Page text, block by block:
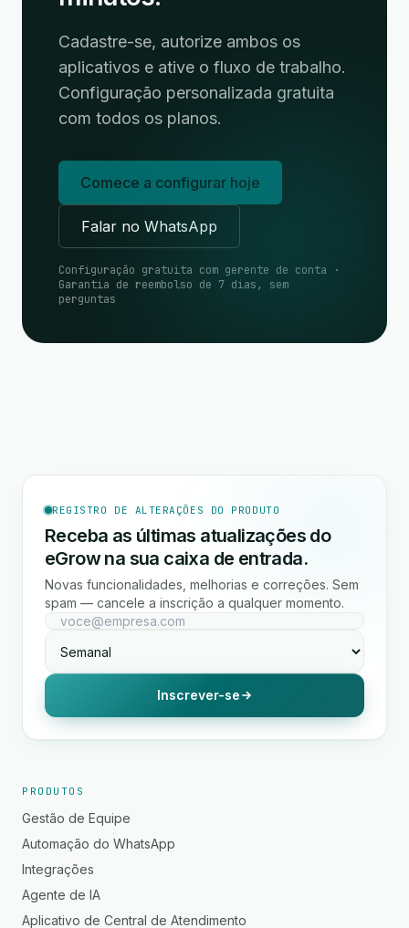
Cadastre-se, autorize ambos os
aplicativos e ative o fluxo de trabalho.
Configuração personalizada gratuita
com todos os planos.
Comece a configurar hoje
Falar no WhatsApp
Configuração gratuita com gerente de conta ·
Garantia de reembolso de 7 dias, sem
perguntas
REGISTRO DE ALTERAÇÕES DO PRODUTO
Receba as últimas atualizações do
eGrow na sua caixa de entrada.
Novas funcionalidades, melhorias e correções. Sem
spam — cancele a inscrição a qualquer momento.
Inscrever-se
PRODUTOS
Gestão de Equipe
Automação do WhatsApp
Integrações
Agente de IA
Aplicativo de Central de Atendimento